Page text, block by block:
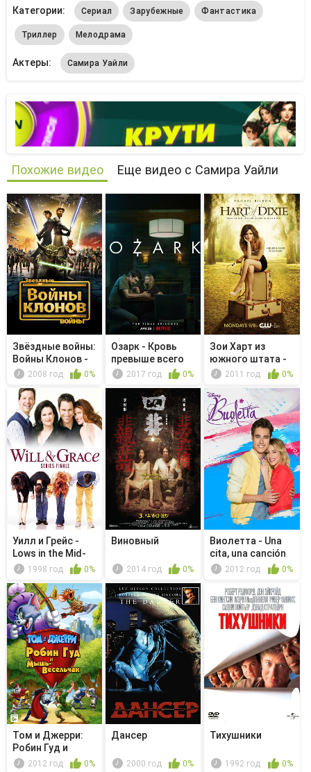
Категории:
Сериал Зарубежные Фантастика
Триллер Мелодрама
Актеры: Самира Уайли
Похожие видео Еще видео с Самира Уайли
Звёздные войны:
Войны Клонов -
Охота ...
2008 год 0%
Озарк - Кровь
превыше всего
2017 год 0%
Зои Харт из
южного штата -
Kablang2011 год 0%
Уилл и Грейс -
Lows in the Mid-
Eighti...1998 год 0%
Виновный
2014 год 0%
Виолетта - Una
cita, una canción
2012 год 0%
Том и Джерри:
Робин Гуд и
Мышь-
2012 год 0%
Дансер
2000 год 0%
Тихушники
1992 год 0%